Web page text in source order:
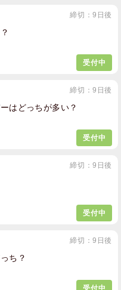
締切：9日後
受付中
はどっちが多い？
締切：9日後
受付中
締切：9日後
受付中
ち？
締切：9日後
受付中